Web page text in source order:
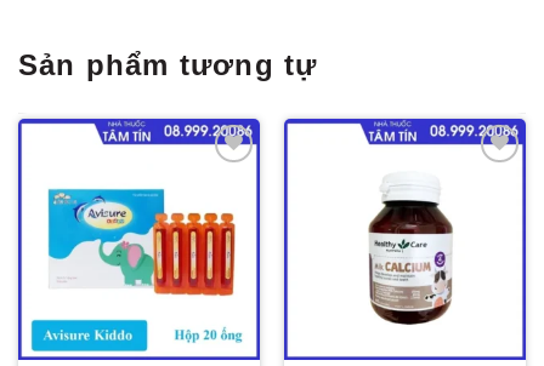
Sản phẩm tương tự
vào
yêu
thích